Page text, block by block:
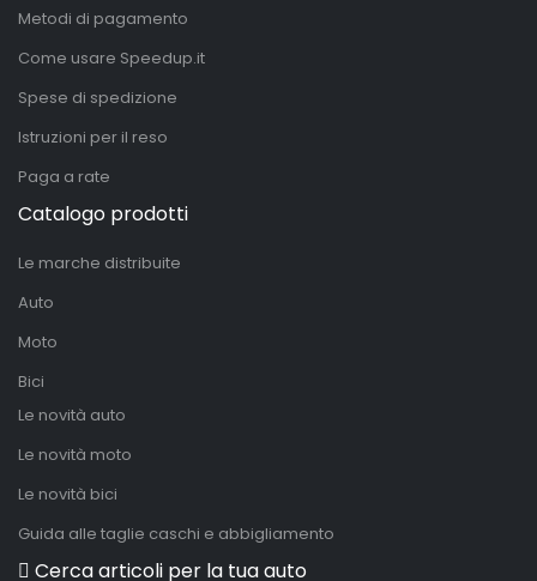
Metodi di pagamento
Come usare Speedup.it
Spese di spedizione
Istruzioni per il reso
Paga a rate
Catalogo prodotti
Le marche distribuite
Auto
Moto
Bici
Le novità auto
Le novità moto
Le novità bici
Guida alle taglie caschi e abbigliamento
Cerca articoli per la tua auto